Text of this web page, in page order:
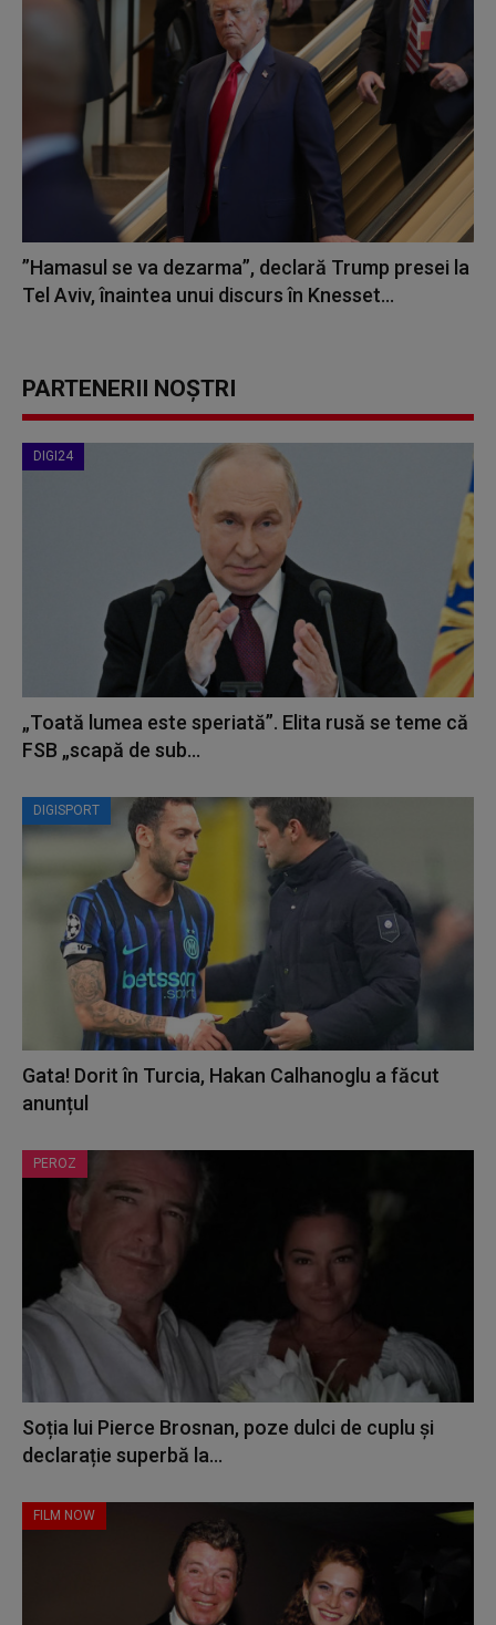
”Hamasul se va dezarma”, declară Trump presei la
Tel Aviv, înaintea unui discurs în Knesset...
PARTENERII NOȘTRI
DIGI24
„Toată lumea este speriată”. Elita rusă se teme că
FSB „scapă de sub...
DIGISPORT
Gata! Dorit în Turcia, Hakan Calhanoglu a făcut
anunțul
PEROZ
Soția lui Pierce Brosnan, poze dulci de cuplu și
declarație superbă la...
FILM NOW